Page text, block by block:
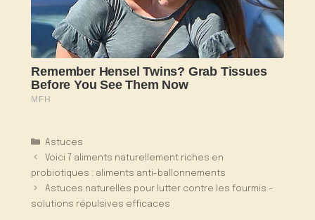
Catégories
Astuces
Voici 7 aliments naturellement riches en
probiotiques : aliments anti-ballonnements
Astuces naturelles pour lutter contre les fourmis –
solutions répulsives efficaces